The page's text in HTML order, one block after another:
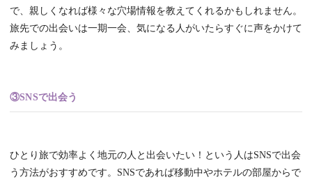
で、親しくなれば様々な穴場情報を教えてくれるかもしれません。
旅先での出会いは一期一会、気になる人がいたらすぐに声をかけて
みましょう。
③SNSで出会う
ひとり旅で効率よく地元の人と出会いたい！という人はSNSで出会
う方法がおすすめです。SNSであれば移動中やホテルの部屋からで